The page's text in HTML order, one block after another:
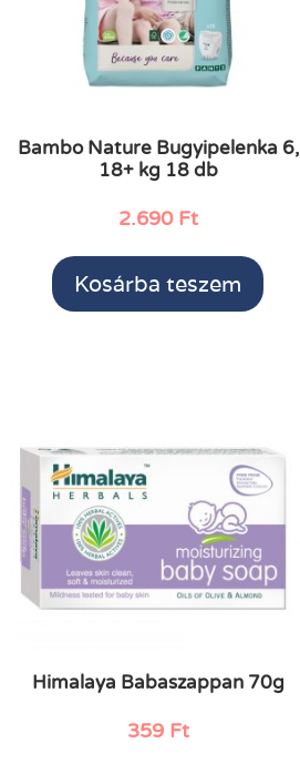
Bambo Nature Bugyipelenka 6,
18+ kg 18 db
2.690 Ft
Kosárba teszem
Himalaya Babaszappan 70g
359 Ft